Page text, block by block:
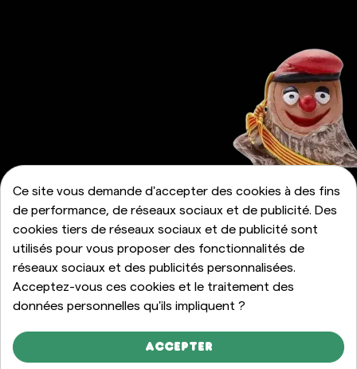
Ce site vous demande d'accepter des cookies à des fins
de performance, de réseaux sociaux et de publicité. Des
cookies tiers de réseaux sociaux et de publicité sont
utilisés pour vous proposer des fonctionnalités de
réseaux sociaux et des publicités personnalisées.
Acceptez-vous ces cookies et le traitement des
données personnelles qu'ils impliquent ?
Accepter